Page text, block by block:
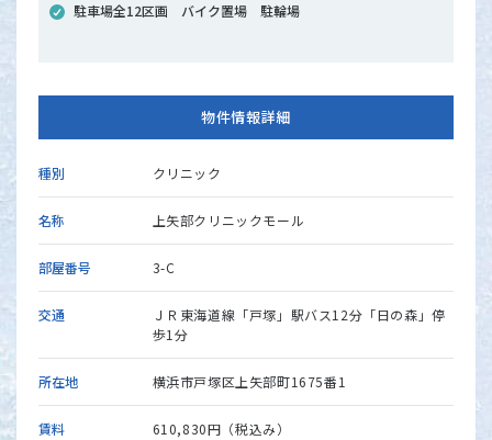
駐車場全12区画 バイク置場 駐輪場
物件情報詳細
種別 クリニック
名称 上矢部クリニックモール
部屋番号 3-C
交通
ＪＲ東海道線「戸塚」駅バス12分「日の森」停
歩1分
所在地 横浜市戸塚区上矢部町1675番1
賃料 610,830円（税込み）